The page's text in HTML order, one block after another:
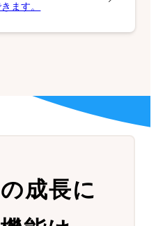
ます。
成長に